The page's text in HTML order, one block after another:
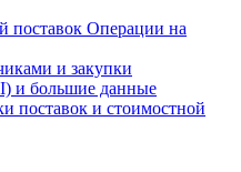
поставок Операции на
и закупки
и большие данные
поставок и стоимостной